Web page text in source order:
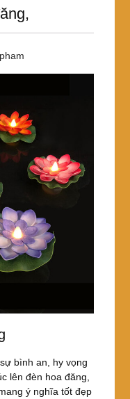
bình an, hy vọng
lên đèn hoa đăng,
ý nghĩa tốt đẹp